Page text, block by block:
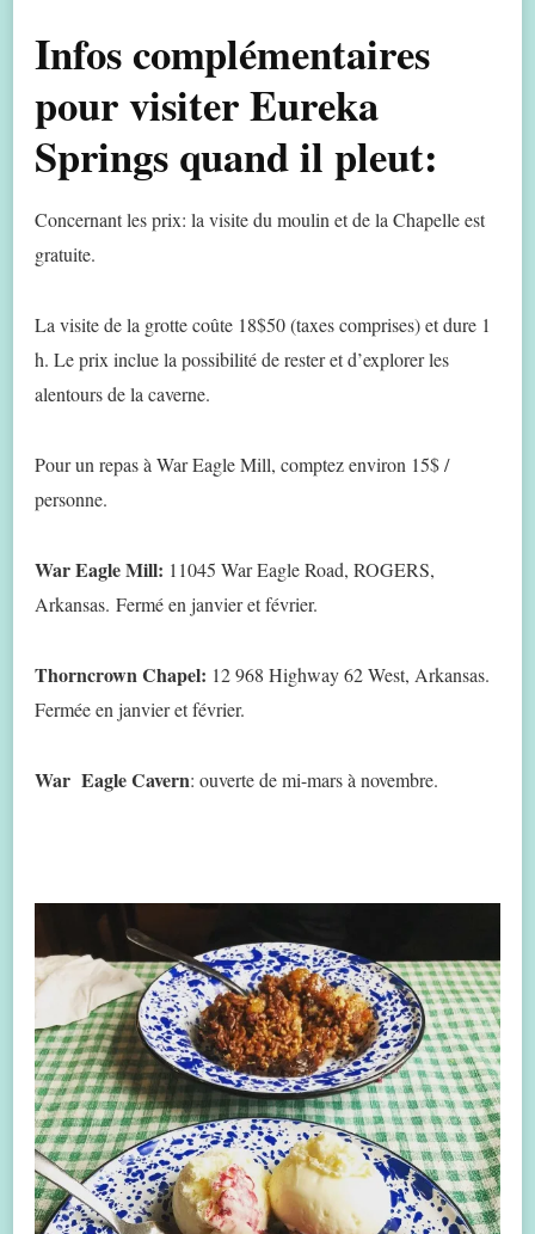
Infos complémentaires
pour visiter Eureka
Springs quand il pleut:
Concernant les prix: la visite du moulin et de la Chapelle est
gratuite.
La visite de la grotte coûte 18$50 (taxes comprises) et dure 1
h. Le prix inclue la possibilité de rester et d’explorer les
alentours de la caverne.
Pour un repas à War Eagle Mill, comptez environ 15$ /
personne.
War Eagle Mill: 11045 War Eagle Road, ROGERS,
Arkansas. Fermé en janvier et février.
Thorncrown Chapel: 12 968 Highway 62 West, Arkansas.
Fermée en janvier et février.
War Eagle Cavern: ouverte de mi-mars à novembre.